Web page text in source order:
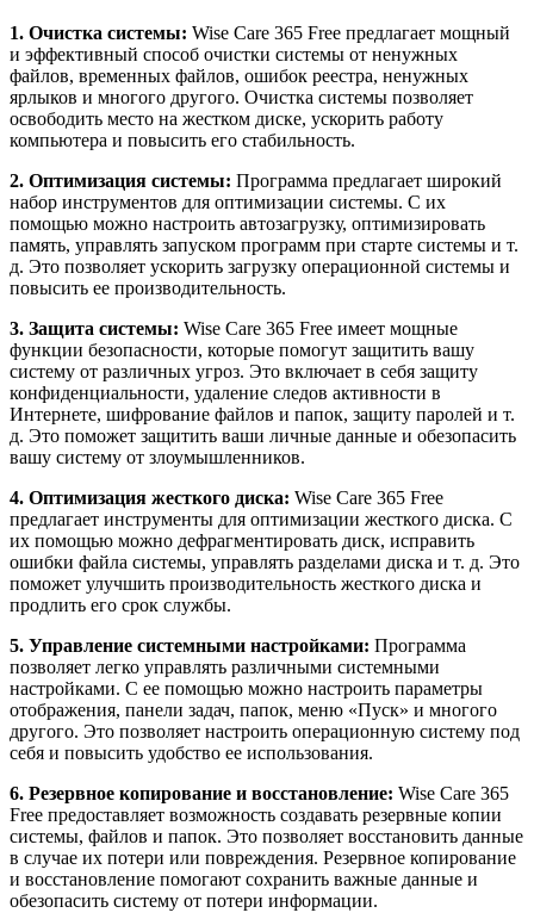
1. Очистка системы: Wise Care 365 Free предлагает мощный
и эффективный способ очистки системы от ненужных
файлов, временных файлов, ошибок реестра, ненужных
ярлыков и многого другого. Очистка системы позволяет
освободить место на жестком диске, ускорить работу
компьютера и повысить его стабильность.
2. Оптимизация системы: Программа предлагает широкий
набор инструментов для оптимизации системы. С их
помощью можно настроить автозагрузку, оптимизировать
память, управлять запуском программ при старте системы и т.
д. Это позволяет ускорить загрузку операционной системы и
повысить ее производительность.
3. Защита системы: Wise Care 365 Free имеет мощные
функции безопасности, которые помогут защитить вашу
систему от различных угроз. Это включает в себя защиту
конфиденциальности, удаление следов активности в
Интернете, шифрование файлов и папок, защиту паролей и т.
д. Это поможет защитить ваши личные данные и обезопасить
вашу систему от злоумышленников.
4. Оптимизация жесткого диска: Wise Care 365 Free
предлагает инструменты для оптимизации жесткого диска. С
их помощью можно дефрагментировать диск, исправить
ошибки файла системы, управлять разделами диска и т. д. Это
поможет улучшить производительность жесткого диска и
продлить его срок службы.
5. Управление системными настройками: Программа
позволяет легко управлять различными системными
настройками. С ее помощью можно настроить параметры
отображения, панели задач, папок, меню «Пуск» и многого
другого. Это позволяет настроить операционную систему под
себя и повысить удобство ее использования.
6. Резервное копирование и восстановление: Wise Care 365
Free предоставляет возможность создавать резервные копии
системы, файлов и папок. Это позволяет восстановить данные
в случае их потери или повреждения. Резервное копирование
и восстановление помогают сохранить важные данные и
обезопасить систему от потери информации.